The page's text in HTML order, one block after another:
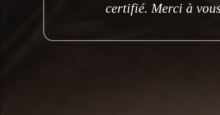
certifié. Merci à